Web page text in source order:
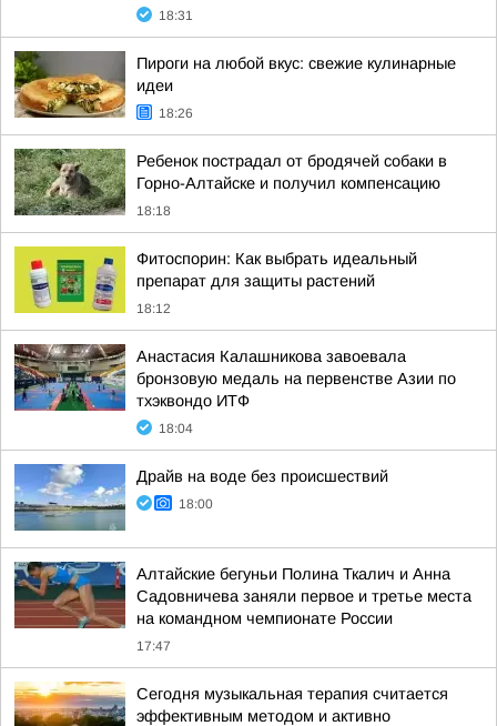
18:31
Пироги на любой вкус: свежие кулинарные
идеи
18:26
Ребенок пострадал от бродячей собаки в
Горно-Алтайске и получил компенсацию
18:18
Фитоспорин: Как выбрать идеальный
препарат для защиты растений
18:12
Анастасия Калашникова завоевала
бронзовую медаль на первенстве Азии по
тхэквондо ИТФ
18:04
Драйв на воде без происшествий
18:00
Алтайские бегуньи Полина Ткалич и Анна
Садовничева заняли первое и третье места
на командном чемпионате России
17:47
Сегодня музыкальная терапия считается
эффективным методом и активно